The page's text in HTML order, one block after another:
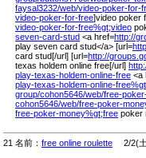
faysal3232/web/video-poker-for-
video-poker-for-free]video poker
video-poker-for-free%gt;video
seven-card-stud <a href=http://
play seven card stud</a> [url=
card stud[/url] [url=http://
texas holdem online free[/url]
play-texas-holdem-online-free <a
play-texas-holdem-online-free%
group/cohon5646/web/free-
cohon5646/web/free-poker-
free-poker-money%gt;free poker
21 名前： free online roulette 2/2(土